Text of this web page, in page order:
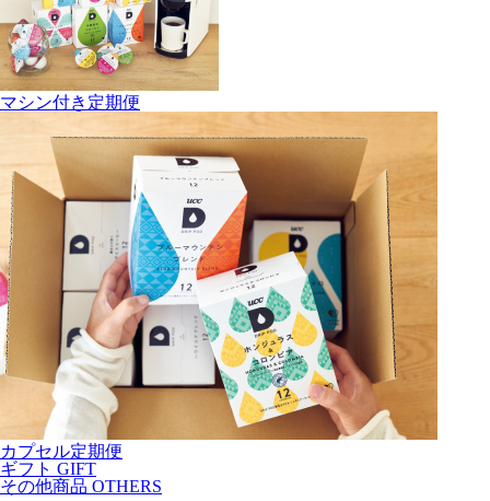
マシン付き定期便
カプセル定期便
ギフト GIFT
その他商品 OTHERS